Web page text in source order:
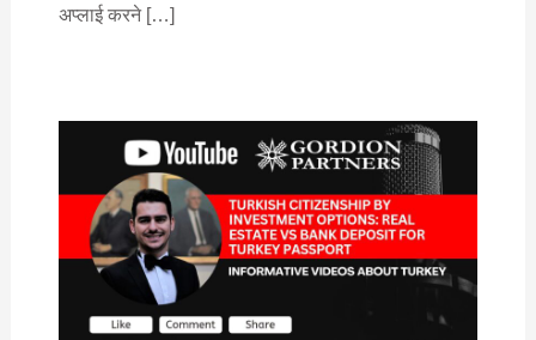
अप्लाई करने […]